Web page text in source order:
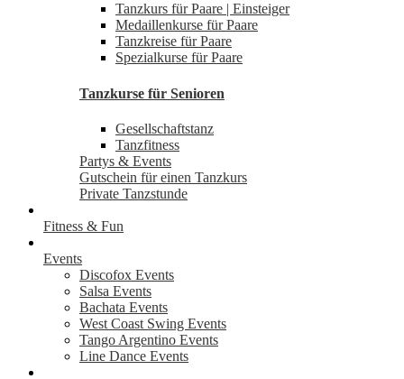
Tanzkurs für Paare | Einsteiger
Medaillenkurse für Paare
Tanzkreise für Paare
Spezialkurse für Paare
Tanzkurse für Senioren
Gesellschaftstanz
Tanzfitness
Partys & Events
Gutschein für einen Tanzkurs
Private Tanzstunde
Fitness & Fun
Events
Discofox Events
Salsa Events
Bachata Events
West Coast Swing Events
Tango Argentino Events
Line Dance Events